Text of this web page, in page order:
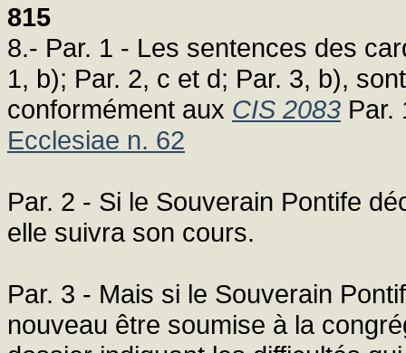
815
8.- Par. 1 - Les sentences des
1, b); Par. 2, c et d; Par. 3, b),
conformément aux CIS 2083 Par.
Ecclesiae n. 62
Par. 2 - Si le Souverain Pontife
elle suivra son cours.
Par. 3 - Mais si le Souverain
nouveau être soumise à la